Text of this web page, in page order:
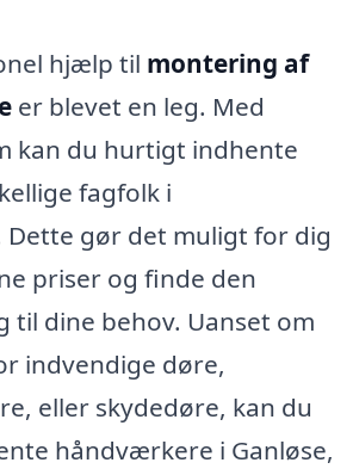
hjælp til montering af
er blevet en leg. Med
kan du hurtigt indhente
fagfolk i
gør det muligt for dig
priser og finde den
til dine behov. Uanset om
indvendige døre,
eller skydedøre, kan du
håndværkere i Ganløse,